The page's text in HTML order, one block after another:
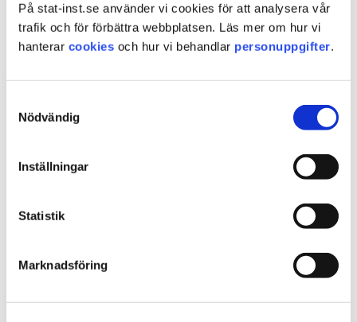
På stat-inst.se använder vi cookies för att analysera vår
trafik och för förbättra webbplatsen. Läs mer om hur vi
hanterar cookies och hur vi behandlar personuppgifter.
Nödvändig
Inställningar
Statistik
Marknadsföring
Redovisning 2023-10-10
Antal i kö: 52
Antal i kö: 55
Redovisning 2023-09-26
Redovisning 2023-09-19
Redovisning 2023-09-12
Antal i kö: 45